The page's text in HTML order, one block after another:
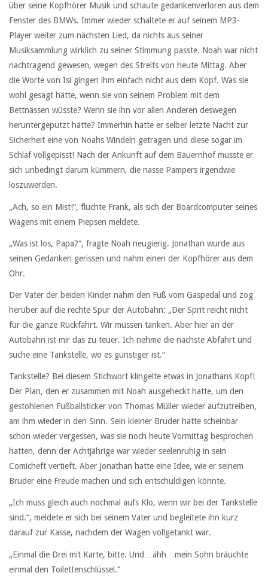
über seine Kopfhörer Musik und schaute gedankenverloren aus dem
Fenster des BMWs. Immer wieder schaltete er auf seinem MP3-
Player weiter zum nächsten Lied, da nichts aus seiner
Musiksammlung wirklich zu seiner Stimmung passte. Noah war nicht
nachtragend gewesen, wegen des Streits von heute Mittag. Aber
die Worte von Isi gingen ihm einfach nicht aus dem Kopf. Was sie
wohl gesagt hätte, wenn sie von seinem Problem mit dem
Bettnässen wüsste? Wenn sie ihn vor allen Anderen deswegen
heruntergeputzt hätte? Immerhin hatte er selber letzte Nacht zur
Sicherheit eine von Noahs Windeln getragen und diese sogar im
Schlaf vollgepisst! Nach der Ankunft auf dem Bauernhof musste er
sich unbedingt darum kümmern, die nasse Pampers irgendwie
loszuwerden.
„Ach, so ein Mist!“, fluchte Frank, als sich der Boardcomputer seines
Wagens mit einem Piepsen meldete.
„Was ist los, Papa?“, fragte Noah neugierig. Jonathan wurde aus
seinen Gedanken gerissen und nahm einen der Kopfhörer aus dem
Ohr.
Der Vater der beiden Kinder nahm den Fuß vom Gaspedal und zog
herüber auf die rechte Spur der Autobahn: „Der Sprit reicht nicht
für die ganze Rückfahrt. Wir müssen tanken. Aber hier an der
Autobahn ist mir das zu teuer. Ich nehme die nächste Abfahrt und
suche eine Tankstelle, wo es günstiger ist.“
Tankstelle? Bei diesem Stichwort klingelte etwas in Jonathans Kopf!
Der Plan, den er zusammen mit Noah ausgeheckt hatte, um den
gestohlenen Fußballsticker von Thomas Müller wieder aufzutreiben,
am ihm wieder in den Sinn. Sein kleiner Bruder hatte scheinbar
schon wieder vergessen, was sie noch heute Vormittag besprochen
hatten, denn der Achtjährige war wieder seelenruhig in sein
Comicheft vertieft. Aber Jonathan hatte eine Idee, wie er seinem
Bruder eine Freude machen und sich entschuldigen könnte.
„Ich muss gleich auch nochmal aufs Klo, wenn wir bei der Tankstelle
sind.“, meldete er sich bei seinem Vater und begleitete ihn kurz
darauf zur Kasse, nachdem der Wagen vollgetankt war.
„Einmal die Drei mit Karte, bitte. Und…ähh…mein Sohn bräuchte
einmal den Toilettenschlüssel.“